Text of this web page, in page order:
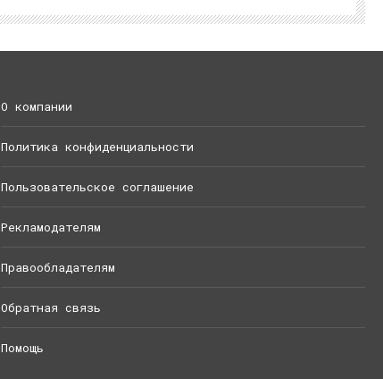
О компании
Политика конфиденциальности
Пользовательское соглашение
Рекламодателям
Правообладателям
Обратная связь
Помощь